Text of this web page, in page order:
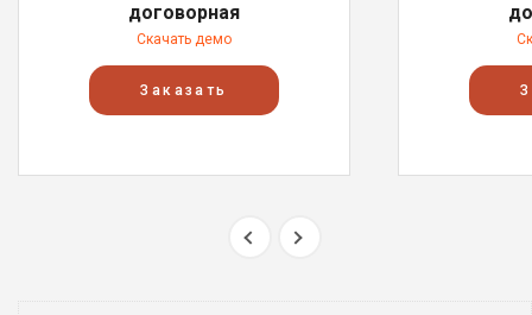
договорная
Скачать демо
Заказать